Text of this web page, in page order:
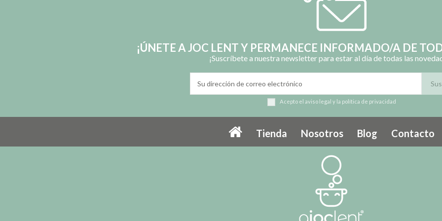
¡ÚNETE A JOC LENT Y PERMANECE INFORMADO/A DE
¡Suscríbete a nuestra newsletter para estar al día de todas las
Acepto el aviso legal y la política de privacidad
Tienda Nosotros Blog Contacto